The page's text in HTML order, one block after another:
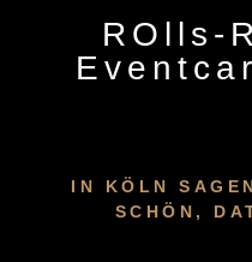
ROlls-
IN KÖLN
SCHÖN,